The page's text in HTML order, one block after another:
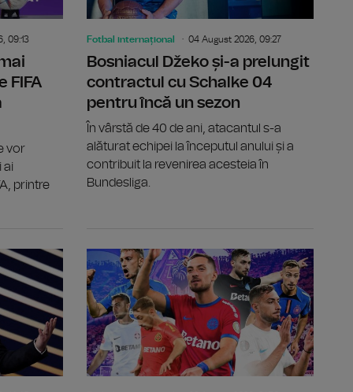
09:13
FIFA
vor
ai
printre
Fotbal internațional 04 August 2026, 09:27
Bosniacul Džeko și-a prelungit
contractul cu Schalke 04
pentru încă un sezon
În vârstă de 40 de ani, atacantul s-a
alăturat echipei la începutul anului și a
contribuit la revenirea acesteia în
Bundesliga.